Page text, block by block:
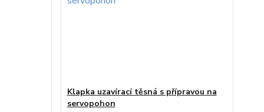
Klapka uzavírací těsná s přípravou na
servopohon